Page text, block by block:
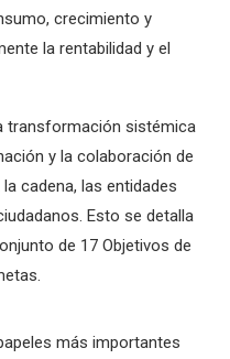
crecimiento y
la rentabilidad y el
transformación sistémica
y la colaboración de
cadena, las entidades
Esto se detalla
de 17 Objetivos de
más importantes